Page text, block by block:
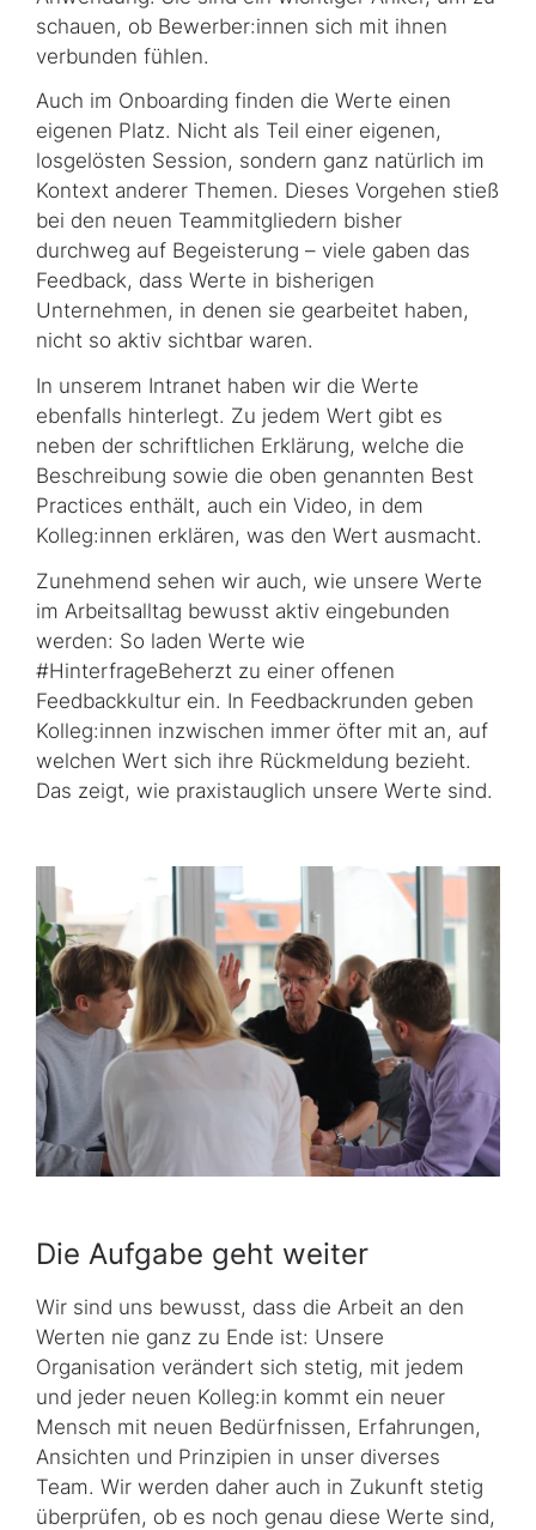
schauen, ob Bewerber:innen sich mit ihnen
verbunden fühlen.
Auch im Onboarding finden die Werte einen
eigenen Platz. Nicht als Teil einer eigenen,
losgelösten Session, sondern ganz natürlich im
Kontext anderer Themen. Dieses Vorgehen stieß
bei den neuen Teammitgliedern bisher
durchweg auf Begeisterung – viele gaben das
Feedback, dass Werte in bisherigen
Unternehmen, in denen sie gearbeitet haben,
nicht so aktiv sichtbar waren.
In unserem Intranet haben wir die Werte
ebenfalls hinterlegt. Zu jedem Wert gibt es
neben der schriftlichen Erklärung, welche die
Beschreibung sowie die oben genannten Best
Practices enthält, auch ein Video, in dem
Kolleg:innen erklären, was den Wert ausmacht.
Zunehmend sehen wir auch, wie unsere Werte
im Arbeitsalltag bewusst aktiv eingebunden
werden: So laden Werte wie
#HinterfrageBeherzt zu einer offenen
Feedbackkultur ein. In Feedbackrunden geben
Kolleg:innen inzwischen immer öfter mit an, auf
welchen Wert sich ihre Rückmeldung bezieht.
Das zeigt, wie praxistauglich unsere Werte sind.
Die Aufgabe geht weiter
Wir sind uns bewusst, dass die Arbeit an den
Werten nie ganz zu Ende ist: Unsere
Organisation verändert sich stetig, mit jedem
und jeder neuen Kolleg:in kommt ein neuer
Mensch mit neuen Bedürfnissen, Erfahrungen,
Ansichten und Prinzipien in unser diverses
Team. Wir werden daher auch in Zukunft stetig
überprüfen, ob es noch genau diese Werte sind,